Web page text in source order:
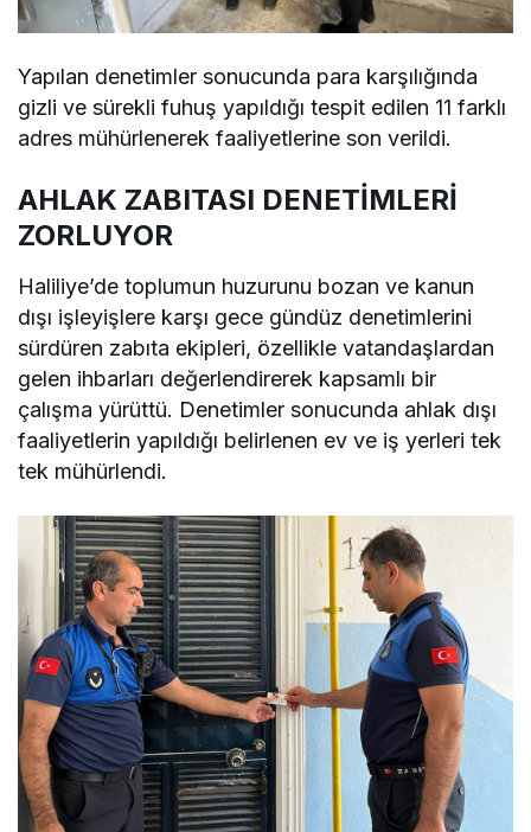
Yapılan denetimler sonucunda para karşılığında
gizli ve sürekli fuhuş yapıldığı tespit edilen 11 farklı
adres mühürlenerek faaliyetlerine son verildi.
AHLAK ZABITASI DENETİMLERİ
ZORLUYOR
Haliliye’de toplumun huzurunu bozan ve kanun
dışı işleyişlere karşı gece gündüz denetimlerini
sürdüren zabıta ekipleri, özellikle vatandaşlardan
gelen ihbarları değerlendirerek kapsamlı bir
çalışma yürüttü. Denetimler sonucunda ahlak dışı
faaliyetlerin yapıldığı belirlenen ev ve iş yerleri tek
tek mühürlendi.